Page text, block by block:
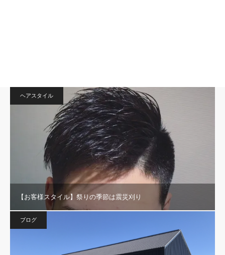
ヘアスタイル
【お客様スタイル】祭りの季節は震災刈り
ブログ